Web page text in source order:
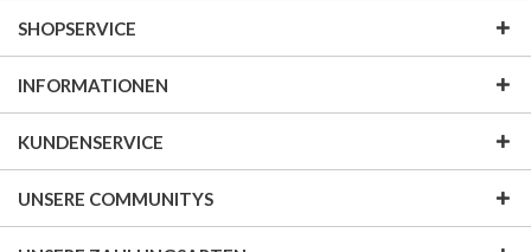
SHOPSERVICE
INFORMATIONEN
KUNDENSERVICE
UNSERE COMMUNITYS